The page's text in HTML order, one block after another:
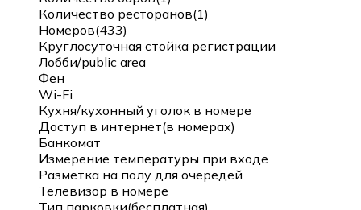
Количество ресторанов(1)
Номеров(433)
Круглосуточная стойка регистрации
Лобби/public area
Фен
Wi-Fi
Кухня/кухонный уголок в номере
Доступ в интернет(в номерах)
Банкомат
Измерение температуры при входе
Разметка на полу для очередей
Телевизор в номере
Тип парковки(бесплатная)